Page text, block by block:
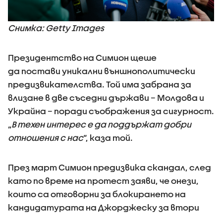
Снимка: Getty Images
Президентство на Симион щеше
да постави уникални външнополитически
предизвикателства. Той има забрана за
влизане в две съседни държави – Молдова и
Украйна – поради съображения за сигурност.
„В техен интерес е да поддържат добри
отношения с нас“, каза той.
През март Симион предизвика скандал, след
като по време на протест заяви, че онези,
които са отговорни за блокирането на
кандидатурата на Джорджеску за втори